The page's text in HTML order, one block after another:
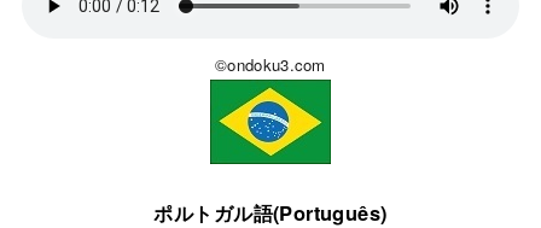
©ondoku3.com
ポルトガル語(Português)